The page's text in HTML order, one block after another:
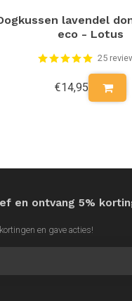
lavendel
eco - Lotus
25
€14,95
en ontvang 5%
en gave acties!